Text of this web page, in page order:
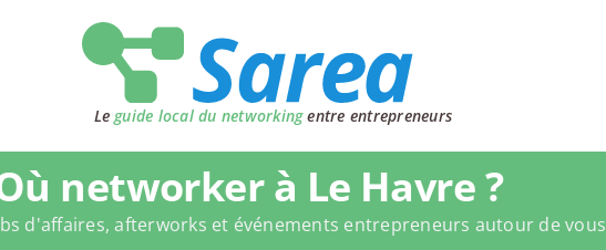
Le guide local du networkingentre entrepreneurs
networker à Le Havre ?
d'affaires, afterworks et événements entrepreneurs autour de vous